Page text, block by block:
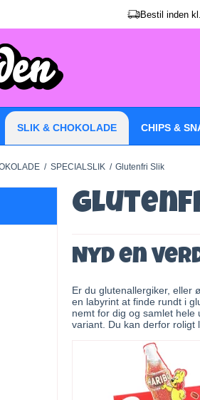
Bestil inden
SLIK & CHOKOLADE CHIPS &
/ SPECIALSLIK / Glutenfri Slik
Nyd en
Er du glutenallergiker, eller
en labyrint at finde rundt i
nemt for dig og samlet
variant. Du kan derfor